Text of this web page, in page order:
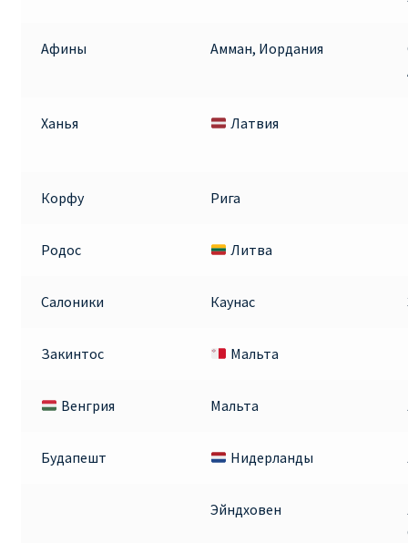
ПРАВИЛА RYANAIR В АЭРОПОРТУ И НА БОРТУ
РЕГИСТРАЦИЯ НА РЕЙС И ДОКУМЕНТЫ ДЛЯ
Афины Амман, Иордания
Ханья
Латвия
Корфу Рига
Родос Литва
Салоники Каунас
Закинтос Мальта
Венгрия Мальта
Будапешт Нидерланды
Эйндховен